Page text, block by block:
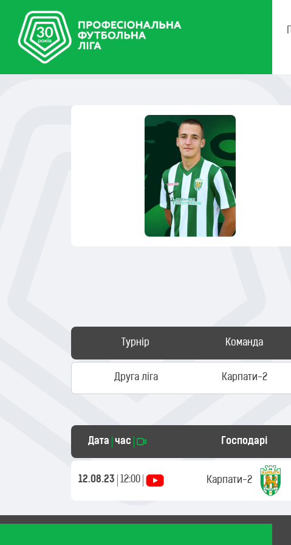
Турнір Команда
Друга ліга Карпати-2
Дата час Господарі
12.08.23 12:00 Карпати-2